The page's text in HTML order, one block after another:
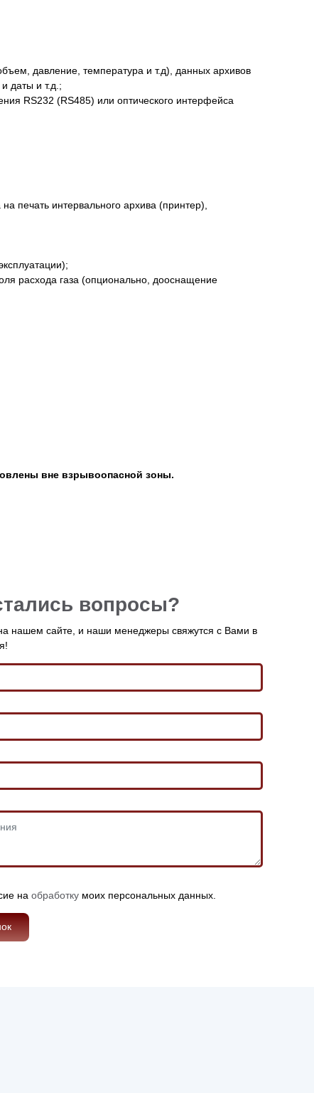
давление, температура и т.д), данных архивов
даты и т.д.;
RS232 (RS485) или оптического интерфейса
печать интервального архива (принтер),
расхода газа (опционально, дооснащение
вне взрывоопасной зоны.
вопросы?
на нашем сайте, и наши менеджеры свяжутся с Вами в
наобработку моих персональных данных.